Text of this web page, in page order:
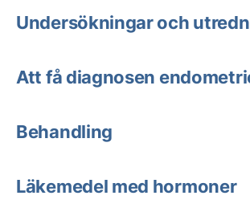
Undersökningar och
Att få diagnosen
Behandling
Läkemedel med hormoner